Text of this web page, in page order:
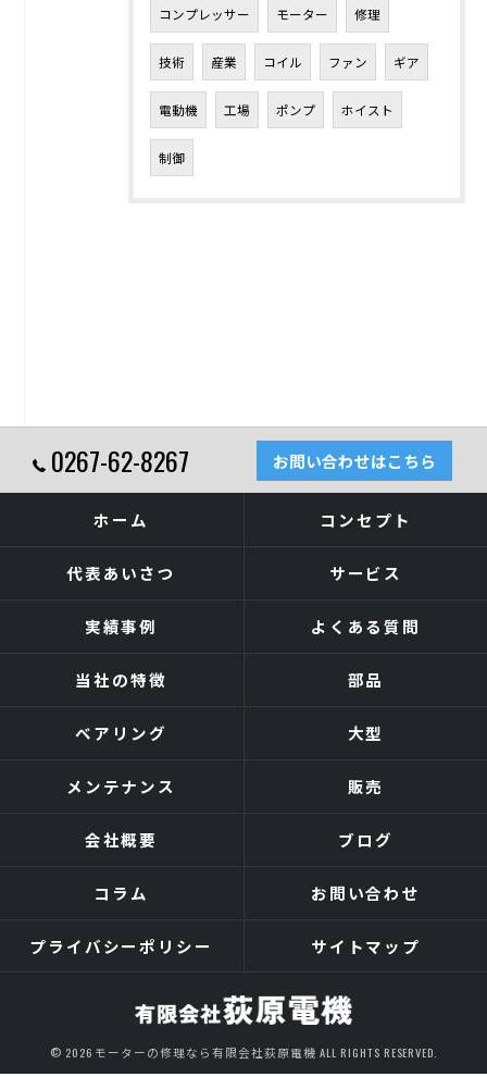
コンプレッサー モーター 修理
技術 産業 コイル ファン ギア
電動機 工場 ポンプ ホイスト
制御
0267-62-8267 お問い合わせはこちら
ホーム コンセプト
代表あいさつ サービス
実績事例 よくある質問
当社の特徴 部品
ベアリング 大型
メンテナンス 販売
会社概要 ブログ
コラム お問い合わせ
プライバシーポリシー サイトマップ
© 2026 モーターの修理なら有限会社荻原電機 ALL RIGHTS RESERVED.